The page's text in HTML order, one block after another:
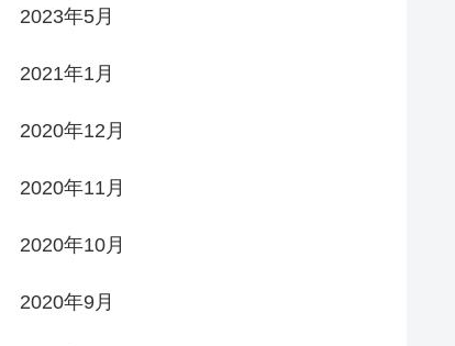
2023年5月
2021年1月
2020年12月
2020年11月
2020年10月
2020年9月